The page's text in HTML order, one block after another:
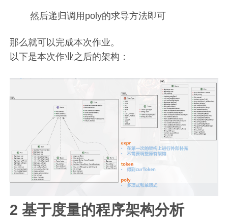
然后递归调用poly的求导方法即可
那么就可以完成本次作业。
以下是本次作业之后的架构：
2 基于度量的程序架构分析